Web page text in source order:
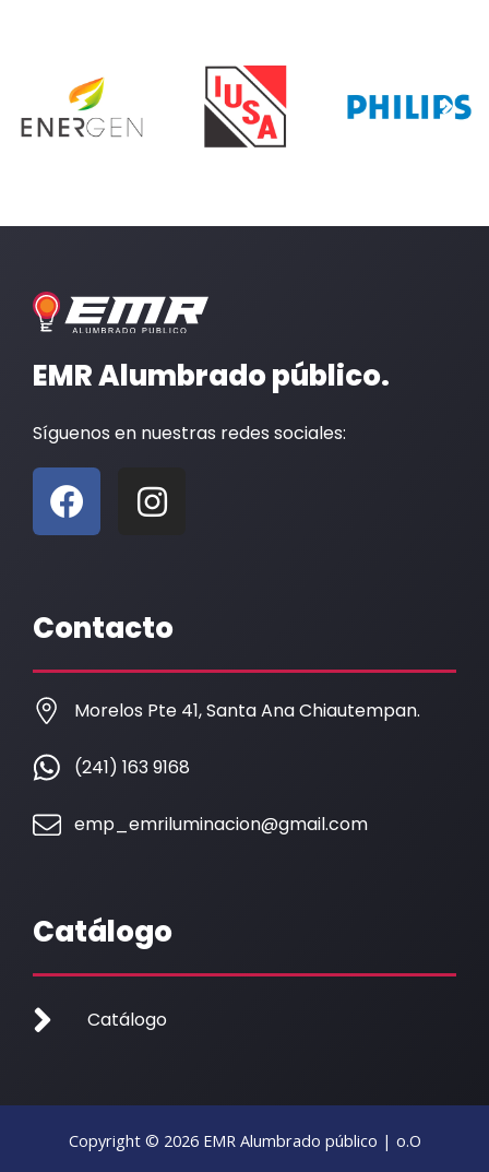
EMR Alumbrado público.
Síguenos en nuestras redes sociales:
F
a
c
b
o
o
k
I
n
a
g
r
a
m
Contacto
Morelos Pte 41, Santa Ana Chiautempan.
(241) 163 9168
emp_emriluminacion@gmail.com
Catálogo
Catálogo
Copyright © 2026 EMR Alumbrado público | o.O